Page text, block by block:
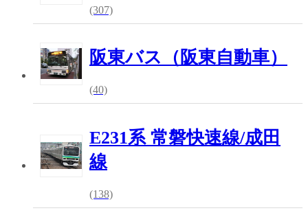
(307)
阪東バス（阪東自動車）
(40)
E231系 常磐快速線/成田
線
(138)